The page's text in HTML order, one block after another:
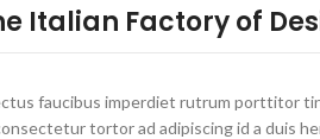
Italian Factory of
faucibus imperdiet rutrum porttitor
tortor ad adipiscing id a duis